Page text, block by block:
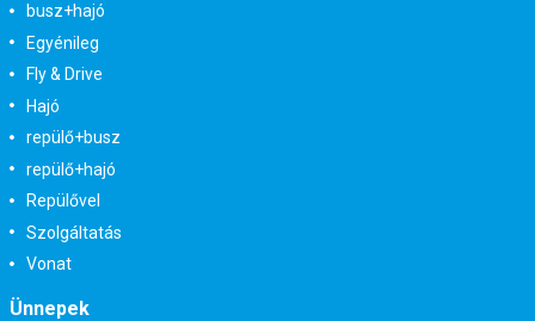
busz+hajó
Egyénileg
Fly & Drive
Hajó
repülő+busz
repülő+hajó
Repülővel
Szolgáltatás
Vonat
Ünnepek